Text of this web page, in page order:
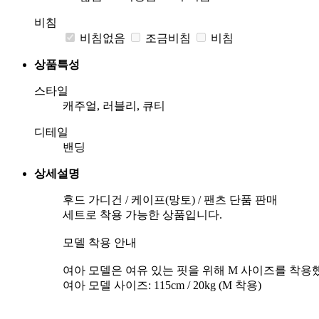
비침
비침없음
조금비침 비침
상품특성
스타일
캐주얼, 러블리, 큐티
디테일
밴딩
상세설명
후드 가디건 / 케이프(망토) / 팬츠 단품 판매
세트로 착용 가능한 상품입니다.
모델 착용 안내
여아 모델은 여유 있는 핏을 위해 M 사이즈를 착용
여아 모델 사이즈: 115cm / 20kg (M 착용)